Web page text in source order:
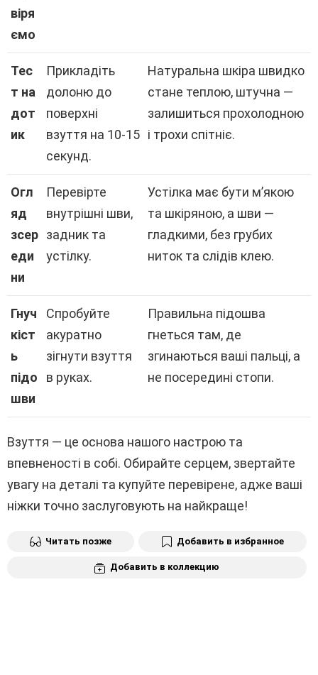
віря
ємо
Тес
т на
дот
ик
Прикладіть
долоню до
поверхні
взуття на 10-15
секунд.
Натуральна шкіра швидко
стане теплою, штучна —
залишиться прохолодною
і трохи спітніє.
Огл
яд
зсер
еди
ни
Перевірте
внутрішні шви,
задник та
устілку.
Устілка має бути м’якою
та шкіряною, а шви —
гладкими, без грубих
ниток та слідів клею.
Гнуч
кіст
ь
підо
шви
Спробуйте
акуратно
зігнути взуття
в руках.
Правильна підошва
гнеться там, де
згинаються ваші пальці, а
не посередині стопи.
Взуття — це основа нашого настрою та
впевненості в собі. Обирайте серцем, звертайте
увагу на деталі та купуйте перевірене, адже ваші
ніжки точно заслуговують на найкраще!
Читать позже Добавить в избранное
Добавить в коллекцию